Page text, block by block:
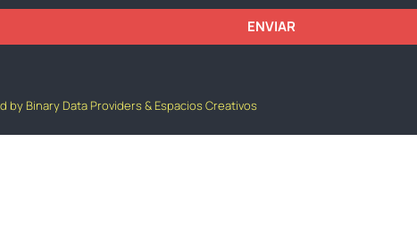
ENVIAR
Binary Data Providers & Espacios Creativos